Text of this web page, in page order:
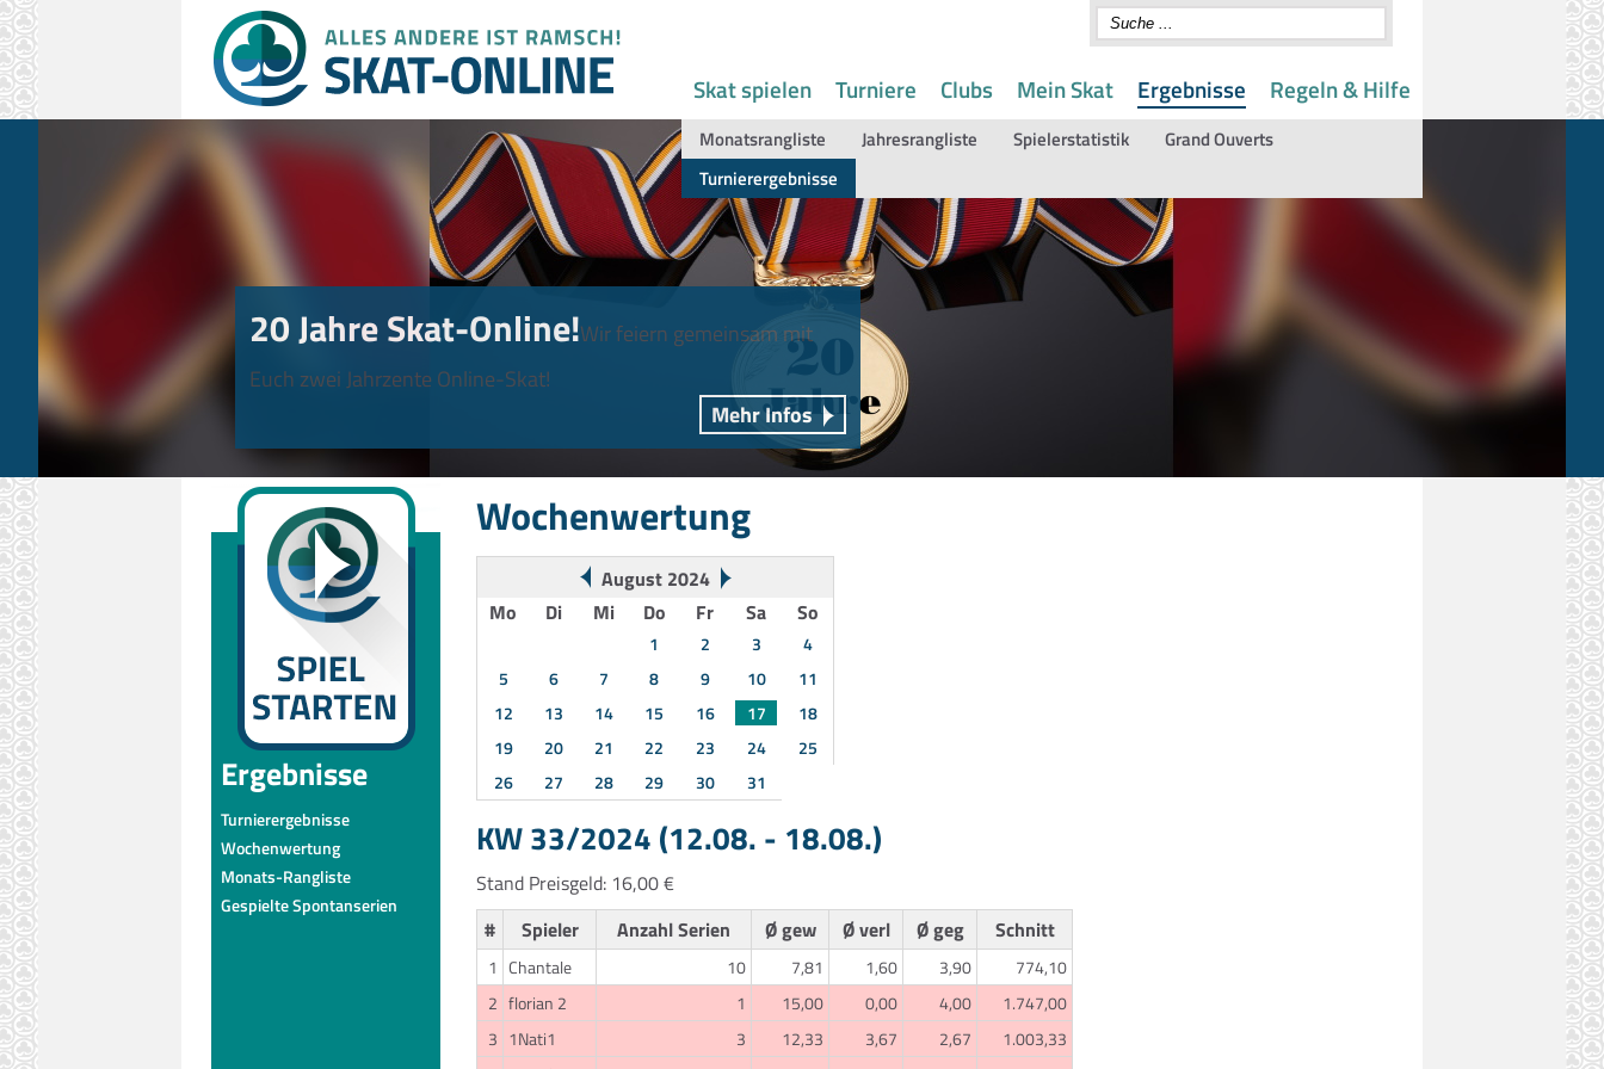
Skat spielen Turniere Clubs Mein Skat Ergebnisse
Monatsrangliste Jahresrangliste Spielerstatistik
Grand Ouverts
Turnierergebnisse
Regeln & Hilfe
20 Jahre Skat-Online!Wir feiern gemeinsam mit
Euch zwei Jahrzente Online-Skat!
Mehr Infos
Ergebnisse
Turnierergebnisse
Wochenwertung
Monats-Rangliste
Gespielte Spontanserien
Wochenwertung
August 2024
Mo
Di Mi Do Fr Sa So
1 2 3
4
5
6 7 8 9 10
11
12
13 14 15 16 17
18
19
20 21 22 23 24
25
26
27 28 29 30 31
KW 33/2024 (12.08. - 18.08.)
Stand Preisgeld: 16,00 €
#
Spieler Anzahl Serien Ø gew Ø verl Ø geg Schnitt
1 Chantale 10 7,81 1,60 3,90
774,10
2 florian 2 1 15,00 0,00 4,00
1.747,00
3 1Nati1 3 12,33 3,67 2,67
1.003,33